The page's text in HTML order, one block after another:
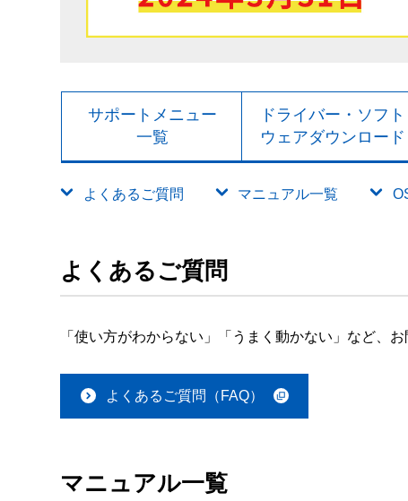
サポートメニュー
一覧
ドライバー・ソフト
ウェアダウンロード
よくあるご質問 マニュアル一覧
よくあるご質問
「使い方がわからない」「うまく動かない」など、
よくあるご質問（FAQ）
マニュアル一覧